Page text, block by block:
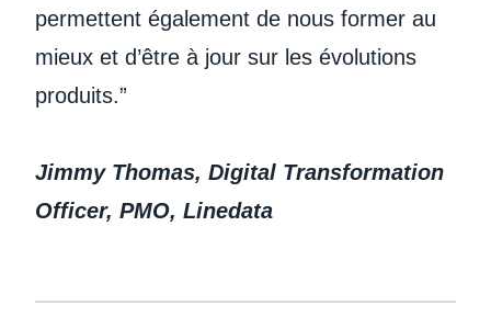
permettent également de nous former au
mieux et d’être à jour sur les évolutions
produits.”
Jimmy Thomas, Digital Transformation
Officer, PMO, Linedata